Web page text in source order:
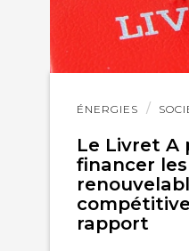
ÉNERGIES
Le Livret A
financer
rapport
Lire